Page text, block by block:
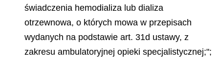
świadczenia hemodializa lub dializa
otrzewnowa, o których mowa w przepisach
wydanych na podstawie art. 31d ustawy, z
zakresu ambulatoryjnej opieki specjalistycznej;";